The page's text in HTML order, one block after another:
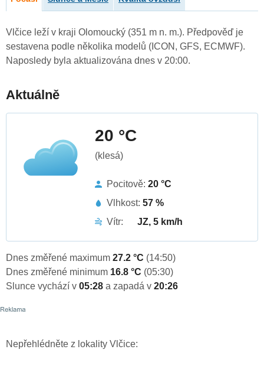
Vlčice leží v kraji Olomoucký (351 m n. m.). Předpověď je
sestavena podle několika modelů (ICON, GFS, ECMWF).
Naposledy byla aktualizována dnes v 20:00.
Aktuálně
20 °C
(klesá)
Pocitově: 20 °C
Vlhkost: 57 %
Vítr:
JZ, 5 km/h
Dnes změřené maximum 27.2 °C (14:50)
Dnes změřené minimum 16.8 °C (05:30)
Slunce vychází v 05:28 a zapadá v 20:26
Nepřehlédněte z lokality Vlčice: